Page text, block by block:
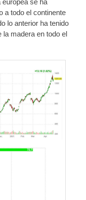
a todo el continente
lo anterior ha tenido
la madera en todo el